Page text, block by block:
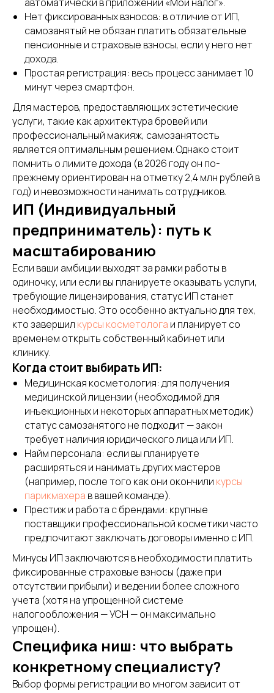
Нет фиксированных взносов: в отличие от ИП,
самозанятый не обязан платить обязательные
пенсионные и страховые взносы, если у него нет
дохода.
Простая регистрация: весь процесс занимает 10
минут через смартфон.
Для мастеров, предоставляющих эстетические
услуги, такие как архитектура бровей или
профессиональный макияж, самозанятость
является оптимальным решением. Однако стоит
помнить о лимите дохода (в 2026 году он по-
прежнему ориентирован на отметку 2,4 млн рублей в
год) и невозможности нанимать сотрудников.
ИП (Индивидуальный
предприниматель): путь к
масштабированию
Если ваши амбиции выходят за рамки работы в
одиночку, или если вы планируете оказывать услуги,
требующие лицензирования, статус ИП станет
необходимостью. Это особенно актуально для тех,
кто завершил курсы косметолога и планирует со
временем открыть собственный кабинет или
клинику.
Когда стоит выбирать ИП:
Медицинская косметология: для получения
медицинской лицензии (необходимой для
инъекционных и некоторых аппаратных методик)
статус самозанятого не подходит — закон
требует наличия юридического лица или ИП.
Найм персонала: если вы планируете
расширяться и нанимать других мастеров
(например, после того как они окончили курсы
парикмахера в вашей команде).
Престиж и работа с брендами: крупные
поставщики профессиональной косметики часто
предпочитают заключать договоры именно с ИП.
Минусы ИП заключаются в необходимости платить
фиксированные страховые взносы (даже при
отсутствии прибыли) и ведении более сложного
учета (хотя на упрощенной системе
налогообложения — УСН — он максимально
упрощен).
Специфика ниш: что выбрать
конкретному специалисту?
Выбор формы регистрации во многом зависит от